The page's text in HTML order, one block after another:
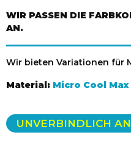
WIR PASSEN DIE
AN.
Wir bieten Variationen für
Material: Micro Cool Max
UNVERBINDLICH